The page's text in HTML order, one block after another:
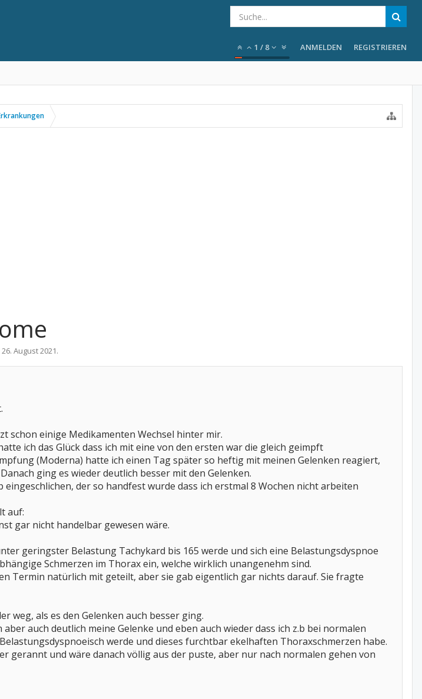
1 / 8 ANMELDEN REGISTRIEREN
26. August 2021.
schon einige Medikamenten Wechsel hinter mir.
ich das Glück dass ich mit eine von den ersten war die gleich geimpft
(Moderna) hatte ich einen Tag später so heftig mit meinen Gelenken reagiert,
ging es wieder deutlich besser mit den Gelenken.
der so handfest wurde dass ich erstmal 8 Wochen nicht arbeiten
auf:
gar nicht handelbar gewesen wäre.
geringster Belastung Tachykard bis 165 werde und sich eine Belastungsdyspnoe
Schmerzen im Thorax ein, welche wirklich unangenehm sind.
Termin natürlich mit geteilt, aber sie gab eigentlich gar nichts darauf. Sie fragte
weg, als es den Gelenken auch besser ging.
auch deutlich meine Gelenke und eben auch wieder dass ich z.b bei normalen
werde und dieses furchtbar ekelhaften Thoraxschmerzen habe.
gerannt und wäre danach völlig aus der puste, aber nur nach normalen gehen von